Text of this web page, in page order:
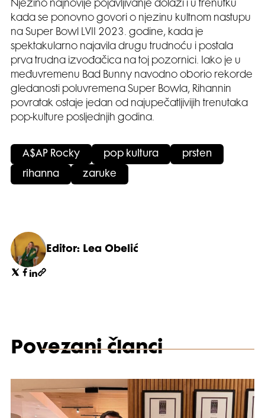
Njezino najnovije pojavljivanje dolazi i u trenutku
kada se ponovno govori o njezinu kultnom nastupu
na Super Bowl LVII 2023. godine, kada je
spektakularno najavila drugu trudnoću i postala
prva trudna izvođačica na toj pozornici. Iako je u
međuvremenu Bad Bunny navodno oborio rekorde
gledanosti poluvremena Super Bowla, Rihannin
povratak ostaje jedan od najupečatljivijih trenutaka
pop-kulture posljednjih godina.
A$AP Rocky pop kultura prsten
rihanna zaruke
Editor: Lea Obelić
Povezani članci